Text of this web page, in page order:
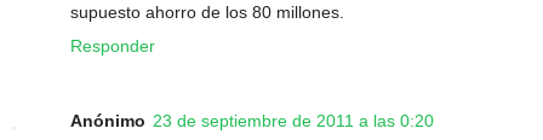
supuesto ahorro de los 80 millones.
Responder
Anónimo 23 de septiembre de 2011 a las 0:20